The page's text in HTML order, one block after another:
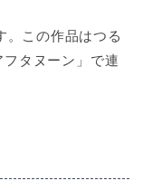
。この作品はつる
タヌーン」で連